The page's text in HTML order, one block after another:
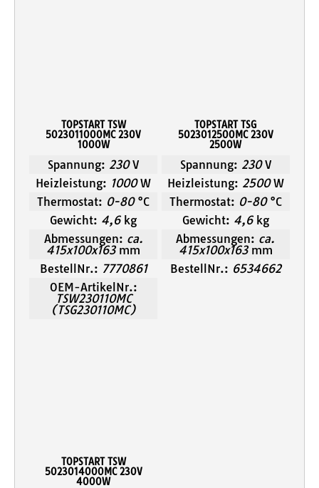
TOPSTART TSW
5023011000MC 230V
1000W
Spannung: 230 V
Heizleistung: 1000 W
Thermostat: 0-80 °C
Gewicht: 4,6 kg
Abmessungen: ca.
415x100x163 mm
BestellNr.: 7770861
OEM-ArtikelNr.:
TSW230110MC
(TSG230110MC)
TOPSTART TSG
5023012500MC 230V
2500W
Spannung: 230 V
Heizleistung: 2500 W
Thermostat: 0-80 °C
Gewicht: 4,6 kg
Abmessungen: ca.
415x100x163 mm
BestellNr.: 6534662
TOPSTART TSW
5023014000MC 230V
4000W